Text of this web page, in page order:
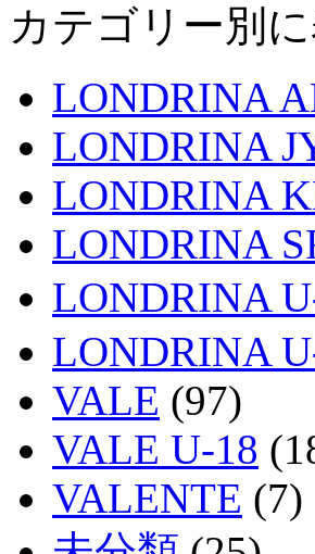
カテゴリー別
LONDRINA
LONDRINA
LONDRINA
LONDRINA
LONDRINA
LONDRINA
VALE (97)
VALE U-18
VALENTE (7)